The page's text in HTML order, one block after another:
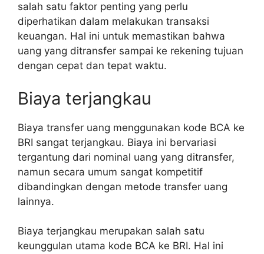
salah satu faktor penting yang perlu
diperhatikan dalam melakukan transaksi
keuangan. Hal ini untuk memastikan bahwa
uang yang ditransfer sampai ke rekening tujuan
dengan cepat dan tepat waktu.
Biaya terjangkau
Biaya transfer uang menggunakan kode BCA ke
BRI sangat terjangkau. Biaya ini bervariasi
tergantung dari nominal uang yang ditransfer,
namun secara umum sangat kompetitif
dibandingkan dengan metode transfer uang
lainnya.
Biaya terjangkau merupakan salah satu
keunggulan utama kode BCA ke BRI. Hal ini